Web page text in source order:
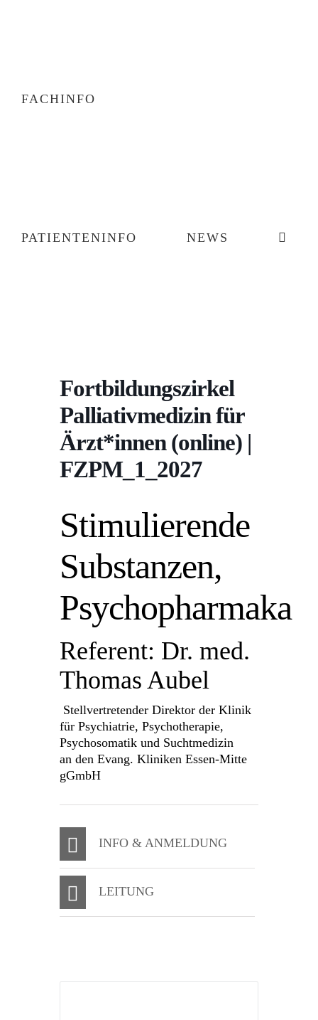
FACHINFO
PATIENTENINFO NEWS
Fortbildungszirkel
Palliativmedizin für
Ärzt*innen (online) |
FZPM_1_2027
Stimulierende
Substanzen,
Psychopharmaka
Referent: Dr. med.
Thomas Aubel
Stellvertretender Direktor der Klinik
für Psychiatrie, Psychotherapie,
Psychosomatik und Suchtmedizin
an den Evang. Kliniken Essen-Mitte
gGmbH
INFO & ANMELDUNG
LEITUNG